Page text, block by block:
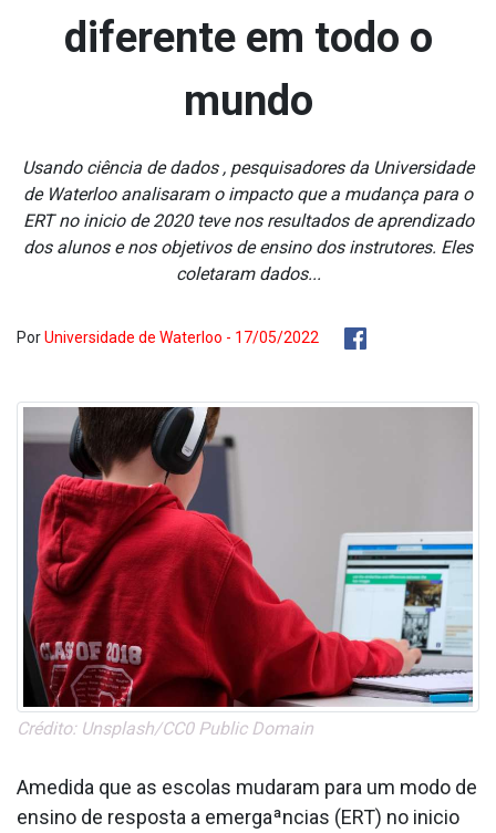
diferente em todo o
mundo
Usando ciência de dados , pesquisadores da Universidade
de Waterloo analisaram o impacto que a mudança para o
ERT no ini­cio de 2020 teve nos resultados de aprendizado
dos alunos e nos objetivos de ensino dos instrutores. Eles
coletaram dados...
PorUniversidade de Waterloo - 17/05/2022
Crédito: Unsplash/CC0 Public Domain
Amedida que as escolas mudaram para um modo de
ensino de resposta a emergaªncias (ERT) no ini­cio